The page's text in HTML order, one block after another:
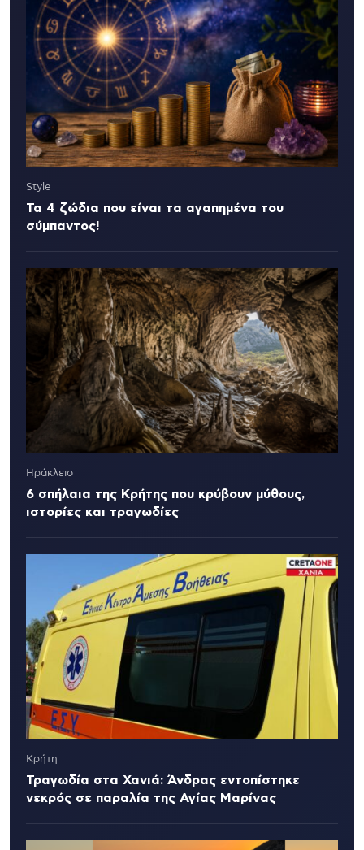
Style
Τα 4 ζώδια που είναι τα αγαπημένα του
σύμπαντος!
Ηράκλειο
6 σπήλαια της Κρήτης που κρύβουν μύθους,
ιστορίες και τραγωδίες
Κρήτη
Τραγωδία στα Χανιά: Άνδρας εντοπίστηκε
νεκρός σε παραλία της Αγίας Μαρίνας